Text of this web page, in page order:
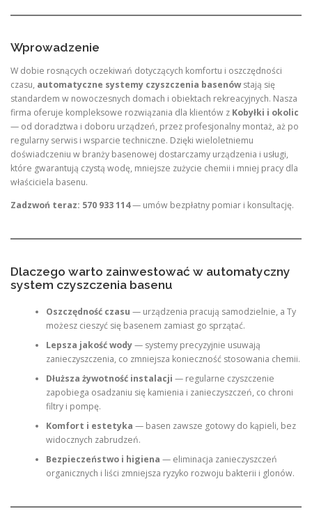
Wprowadzenie
W dobie rosnących oczekiwań dotyczących komfortu i oszczędności
czasu, automatyczne systemy czyszczenia basenówstają się
standardem w nowoczesnych domach i obiektach rekreacyjnych. Nasza
firma oferuje kompleksowe rozwiązania dla klientów z Kobyłki i okolic
— od doradztwa i doboru urządzeń, przez profesjonalny montaż, aż po
regularny serwis i wsparcie techniczne. Dzięki wieloletniemu
doświadczeniu w branży basenowej dostarczamy urządzenia i usługi,
które gwarantują czystą wodę, mniejsze zużycie chemii i mniej pracy dla
właściciela basenu.
Zadzwoń teraz: 570 933 114— umów bezpłatny pomiar i konsultację.
Dlaczego warto zainwestować w automatyczny
system czyszczenia basenu
Oszczędność czasu — urządzenia pracują samodzielnie, a Ty
możesz cieszyć się basenem zamiast go sprzątać.
Lepsza jakość wody— systemy precyzyjnie usuwają
zanieczyszczenia, co zmniejsza konieczność stosowania chemii.
Dłuższa żywotność instalacji — regularne czyszczenie
zapobiega osadzaniu się kamienia i zanieczyszczeń, co chroni
filtry i pompę.
Komfort i estetyka — basen zawsze gotowy do kąpieli, bez
widocznych zabrudzeń.
Bezpieczeństwo i higiena — eliminacja zanieczyszczeń
organicznych i liści zmniejsza ryzyko rozwoju bakterii i glonów.